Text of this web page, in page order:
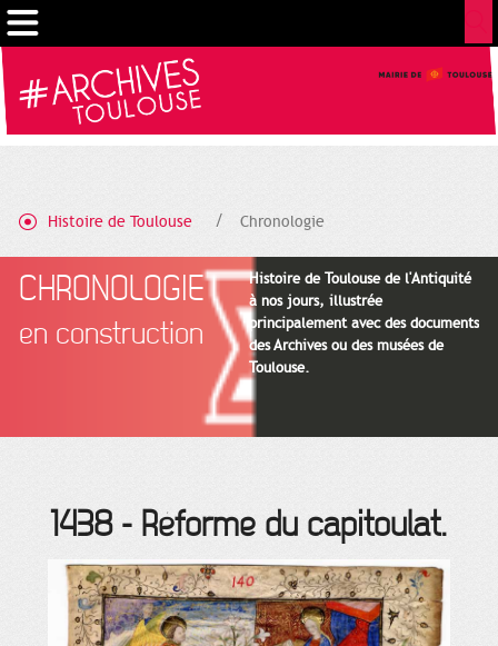
Histoire de Toulouse Chronologie
CHRONOLOGIE
en construction
Histoire de Toulouse de l'Antiquité
à nos jours, illustrée
principalement avec des documents
des Archives ou des musées de
Toulouse.
1438- Réforme du capitoulat.
Cookies management panel